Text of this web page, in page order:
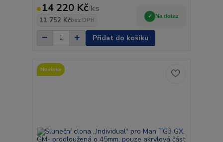
14 220 Kč/ks
11 752 Kčbez DPH
Na dotaz
Přidat do košíku
Novinka